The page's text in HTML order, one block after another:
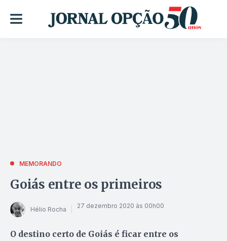
MEMORANDO
Goiás entre os primeiros
Hélio Rocha 27 dezembro 2020 às 00h00
O destino certo de Goiás é ficar entre os